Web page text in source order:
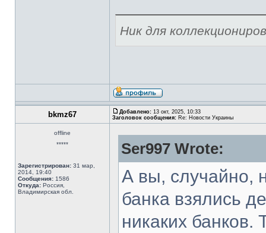
Ник для
bkmz67 Добавлено: 13 окт, 2025, 10:33
Заголовок сообщения: Re: Новости Украины
offline
*****
Зарегистрирован: 31 мар,
2014, 19:40
Сообщения: 1586
Откуда: Россия,
Владимирская обл.
Ser997 Wrote:
А вы, случайно,
банка взялись
никаких банков.